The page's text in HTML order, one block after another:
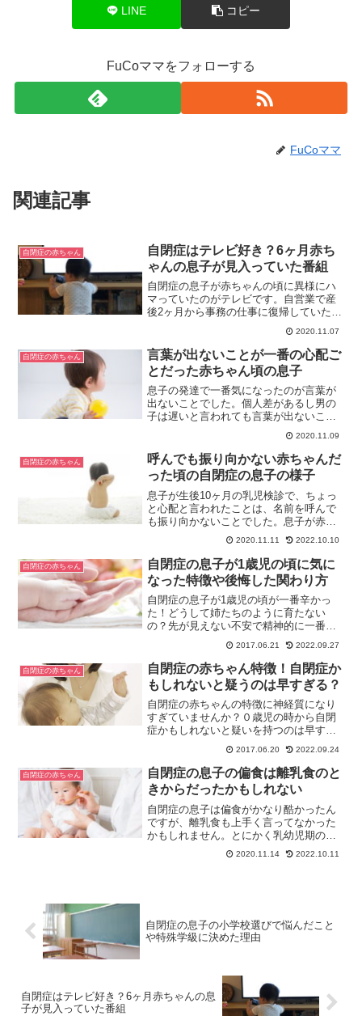
LINE コピー
FuCoママをフォローする
FuCoママ
関連記事
自閉症の赤ちゃん
自閉症はテレビ好き？6ヶ月赤ち
ゃんの息子が見入っていた番組
自閉症の息子が赤ちゃんの頃に異様にハ
マっていたのがテレビです。自営業で産
後2ヶ月から事務の仕事に復帰していたの
で、息子がテレビを見ている時間は用事
ができて助かった一面がありました。そ
こで今回は、息子とテレビについて書い
ています。
2020.11.07
自閉症の赤ちゃん
言葉が出ないことが一番の心配ご
とだった赤ちゃん頃の息子
息子の発達で一番気になったのが言葉が
出ないことでした。個人差があるし男の
子は遅いと言われても言葉が出ないこと
が不安で仕方なかったです。言葉学習に
は一番力を入れていましたが限界があり
ました。そんな息子が赤ちゃんの頃の言
葉について書いています。
2020.11.09
自閉症の赤ちゃん
呼んでも振り向かない赤ちゃんだ
った頃の自閉症の息子の様子
息子が生後10ヶ月の乳児検診で、ちょっ
と心配と言われたことは、名前を呼んで
も振り向かないことでした。息子が赤ち
ゃんの頃に、一番はじめに現れた自閉症
特有の症状だったかもしれません。今回
は、そんな赤ちゃんの頃の息子の様子な
どについて書いています。
2020.11.11 2022.10.10
自閉症の赤ちゃん
自閉症の息子が1歳児の頃に気に
なった特徴や後悔した関わり方
自閉症の息子が1歳児の頃が一番辛かっ
た！どうして姉たちのように育たない
の？先が見えない不安で精神的に一番辛
かった時期だったけれど、乗り切るため
の試練だったのかもしれない。そんな時
期に支えになったことや後悔したことを
お話しします。
2017.06.21 2022.09.27
自閉症の赤ちゃん
自閉症の赤ちゃん特徴！自閉症か
もしれないと疑うのは早すぎる？
自閉症の赤ちゃんの特徴に神経質になり
すぎていませんか？０歳児の時から自閉
症かもしれないと疑いを持つのは早すぎ
ると思います。確かに、何か変と思うこ
ともありましたけどまだ分からない頃。
そんな自閉症の息子の赤ちゃん時代の様
子や関り方を紹介します。
2017.06.20 2022.09.24
自閉症の赤ちゃん
自閉症の息子の偏食は離乳食のと
きからだったかもしれない
自閉症の息子は偏食がかなり酷かったん
ですが、離乳食も上手く言ってなかった
かもしれません。とにかく乳幼児期の息
子の偏食の酷さには困り果てていまし
た。そんな息子も現在は何でも食べられ
2020.11.14 2022.10.11
自閉症の息子の小学校選びで悩んだこと
や特殊学級に決めた理由
自閉症はテレビ好き？6ヶ月赤ちゃんの息
子が見入っていた番組